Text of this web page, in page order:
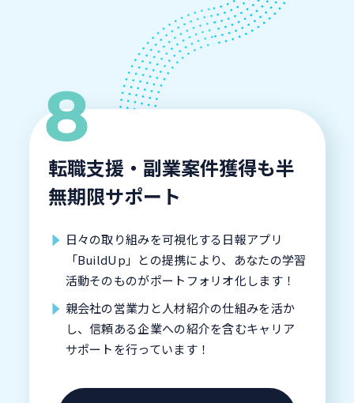
転職支援・副業案件獲得も半
無期限サポート
日々の取り組みを可視化する日報アプリ
「BuildUp」との提携により、あなたの学習
活動そのものがポートフォリオ化します！
親会社の営業力と人材紹介の仕組みを活か
し、信頼ある企業への紹介を含むキャリア
サポートを行っています！